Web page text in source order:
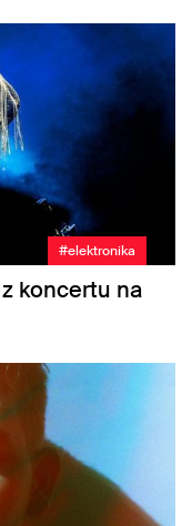
#elektronika
koncertu na